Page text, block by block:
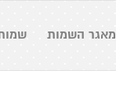
מאגר השמות